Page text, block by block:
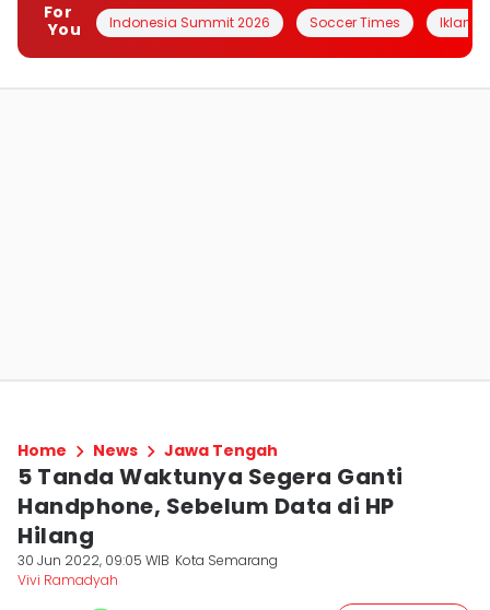
For
You
Indonesia Summit 2026 Soccer Times Iklanin
Home News Jawa Tengah
5 Tanda Waktunya Segera Ganti
Handphone, Sebelum Data di HP
Hilang
30 Jun 2022, 09:05 WIB Kota Semarang
Vivi Ramadyah